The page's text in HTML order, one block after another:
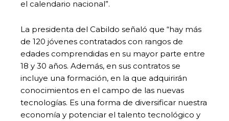
el calendario nacional”.
La presidenta del Cabildo señaló que “hay más
de 120 jóvenes contratados con rangos de
edades comprendidas en su mayor parte entre
18 y 30 años. Además, en sus contratos se
incluye una formación, en la que adquirirán
conocimientos en el campo de las nuevas
tecnologías. Es una forma de diversificar nuestra
economía y potenciar el talento tecnológico y